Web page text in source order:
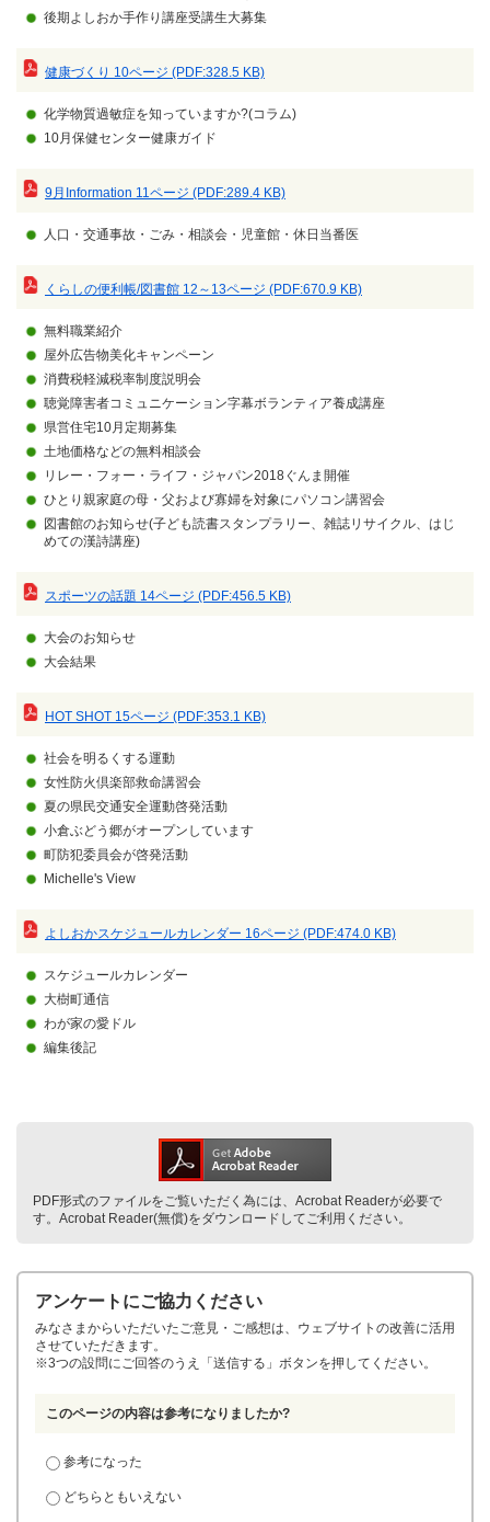
後期よしおか手作り講座受講生大募集
健康づくり 10ページ (PDF:328.5 KB)
化学物質過敏症を知っていますか?(コラム)
10月保健センター健康ガイド
9月Information 11ページ (PDF:289.4 KB)
人口・交通事故・ごみ・相談会・児童館・休日当番医
くらしの便利帳/図書館 12～13ページ (PDF:670.9 KB)
無料職業紹介
屋外広告物美化キャンペーン
消費税軽減税率制度説明会
聴覚障害者コミュニケーション字幕ボランティア養成講座
県営住宅10月定期募集
土地価格などの無料相談会
リレー・フォー・ライフ・ジャパン2018ぐんま開催
ひとり親家庭の母・父および寡婦を対象にパソコン講習会
図書館のお知らせ(子ども読書スタンプラリー、雑誌リサイクル、はじ
めての漢詩講座)
スポーツの話題 14ページ (PDF:456.5 KB)
大会のお知らせ
大会結果
HOT SHOT 15ページ (PDF:353.1 KB)
社会を明るくする運動
女性防火倶楽部救命講習会
夏の県民交通安全運動啓発活動
小倉ぶどう郷がオープンしています
町防犯委員会が啓発活動
Michelle's View
よしおかスケジュールカレンダー 16ページ (PDF:474.0 KB)
スケジュールカレンダー
大樹町通信
わが家の愛ドル
編集後記
PDF形式のファイルをご覧いただく為には、Acrobat Readerが必要で
す。Acrobat Reader(無償)をダウンロードしてご利用ください。
アンケートにご協力ください
みなさまからいただいたご意見・ご感想は、ウェブサイトの改善に活用
させていただきます。
※3つの設問にご回答のうえ「送信する」ボタンを押してください。
このページの内容は参考になりましたか?
参考になった
どちらともいえない